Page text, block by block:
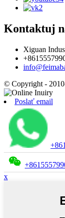
Kontaktuj
Xiguan
© Copyright -
Poslať email
x